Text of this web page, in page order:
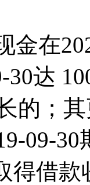
金在
达
的；
09-
得借